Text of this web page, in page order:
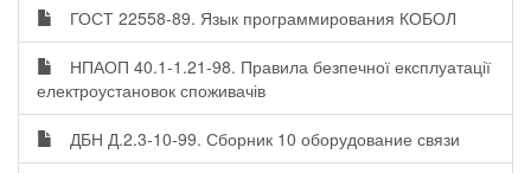
ГОСТ 22558-89. Язык программирования КОБОЛ
НПАОП 40.1-1.21-98. Правила безпечної експлуатації
електроустановок споживачів
ДБН Д.2.3-10-99. Сборник 10 оборудование связи